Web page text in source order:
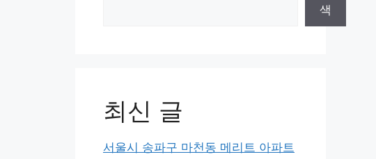
색
최신 글
서울시 송파구 마천동 메리트 아파트